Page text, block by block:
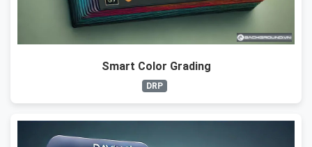
Smart Color Grading
DRP